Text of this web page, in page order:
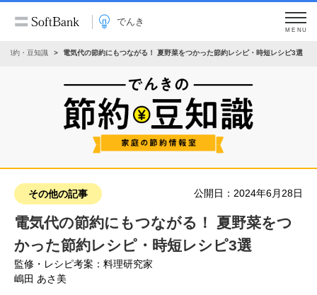
でんき
MENU
節約・豆知識 電気代の節約にもつながる！ 夏野菜をつかった節約レシピ・時短レシピ3選
その他の記事 公開日：2024年6月28日
電気代の節約にもつながる！ 夏野菜をつ
かった節約レシピ・時短レシピ3選
監修・レシピ考案：料理研究家
嶋田 あさ美